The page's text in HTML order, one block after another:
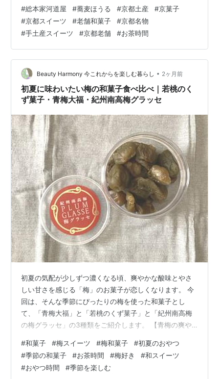
家河道屋と蕎麦ほうるの歴史】 【蕎麦ほうるの魅力】
【京都土産として人気の理由】 【まとめ】 【蕎麦ほうる
とは】 蕎麦ほうるとは、そば粉を使用して作られる京都
の伝統的な焼き菓子です。 小麦粉や佐藤・卵などを主な
原料とし、軽やかな食感とほのかなそばの香りを楽しめ
るのが特徴です。 「ほうる」とい…
#総本家河道屋 #蕎麦ほうる #京都土産 #京菓子
#京都スイーツ #老舗和菓子 #京都名物
#手土産スイーツ #京都老舗 #お茶時間
Beauty Harmony 今これからを楽しむ暮らし • 2ヶ月前
初夏に味わいたい梅の和菓子食べ比べ｜若桃のく
ず菓子・青梅大福・紀州南高梅グラッセ
初夏の気配が少しずつ濃くなる頃、爽やかな酸味とやさ
しい甘さを感じる「梅」のお菓子が恋しくなります。 今
回は、そんな季節にぴったりの梅を使った和菓子とし
て、「青梅大福」と「若桃のくず菓子」と「紀州南高梅
の梅グラッセ」の3種類をご紹介します。 【青梅の爽や
る山中石川屋の「若桃のくず菓子」】 【梅の旨味が凝縮
された小森梅選堂の「紀州南高梅の梅グラッセ」】 【同
じ梅でも異なる味わいの楽しさ】 【初夏のひとときを彩
#和菓子 #梅スイーツ #梅和菓子 #初夏のおやつ
#季節の和菓子 #お茶時間 #梅好き #和スイーツ
#おやつ時間 #季節を楽しむ